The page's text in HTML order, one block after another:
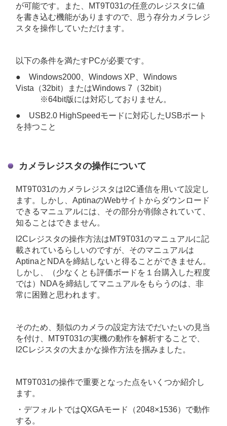
が可能です。また、MT9T031の任意のレジスタに値
を書き込む機能がありますので、思う存分カメラレジ
スタを操作していただけます。
以下の条件を満たすPCが必要です。
● Windows2000、Windows XP、Windows
Vista（32bit）またはWindows 7（32bit）
※64bit版には対応しておりません。
● USB2.0 HighSpeedモードに対応したUSBポート
を持つこと
カメラレジスタの操作について
MT9T031のカメラレジスタはI2C通信を用いて設定し
ます。しかし、AptinaのWebサイトからダウンロード
できるマニュアルには、その部分が削除されていて、
知ることはできません。
I2Cレジスタの操作方法はMT9T031のマニュアルに記
載されているらしいのですが、そのマニュアルは
AptinaとNDAを締結しないと得ることができません。
しかし、（少なくとも評価ボードを１台購入した程度
では）NDAを締結してマニュアルをもらうのは、非
常に困難と思われます。
そのため、類似のカメラの設定方法でだいたいの見当
を付け、MT9T031の実機の動作を解析することで、
I2Cレジスタの大まかな操作方法を掴みました。
MT9T031の操作で重要となった点をいくつか紹介し
ます。
・デフォルトではQXGAモード（2048×1536）で動作
する。